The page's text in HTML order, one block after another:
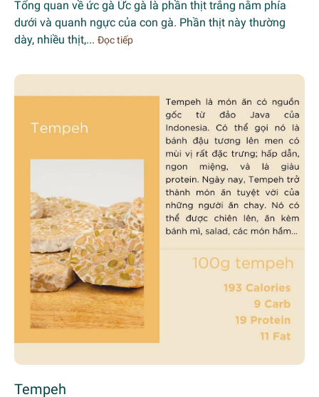
Tổng quan về ức gà Ức gà là phần thịt trắng nằm phía
dưới và quanh ngực của con gà. Phần thịt này thường
dày, nhiều thịt,... Đọc tiếp
Tempeh